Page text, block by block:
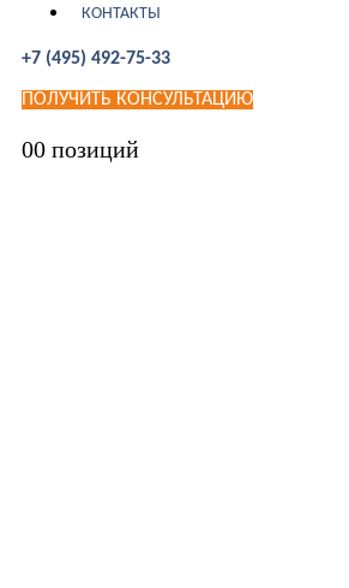
КОНТАКТЫ
+7 (495) 492-75-33
ПОЛУЧИТЬ КОНСУЛЬТАЦИЮ
00 позиций